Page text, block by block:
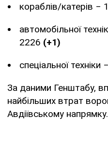
кораблів/катерів ‒
автомобільної
2226 (+1)
спеціальної техніки
За даними Генштабу,
найбільших втрат
Авдіївському напрямку.